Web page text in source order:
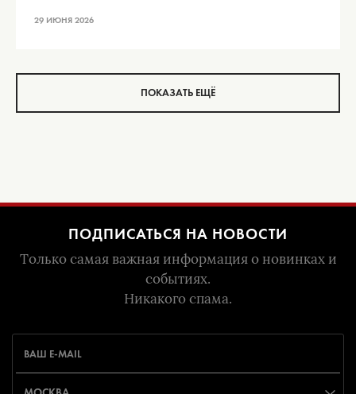
29 ИЮНЯ 2026
ПОКАЗАТЬ ЕЩЁ
ПОДПИСАТЬСЯ НА НОВОСТИ
Только самая важная информация о новинках и
событиях.
Никакого спама.